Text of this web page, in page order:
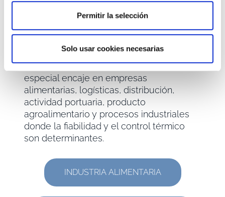
Permitir la selección
Solo usar cookies necesarias
Sectores en los que
trabajamos
Las instalaciones de frío industrial tienen
especial encaje en empresas
alimentarias, logísticas, distribución,
actividad portuaria, producto
agroalimentario y procesos industriales
donde la fiabilidad y el control térmico
son determinantes.
INDUSTRIA ALIMENTARIA